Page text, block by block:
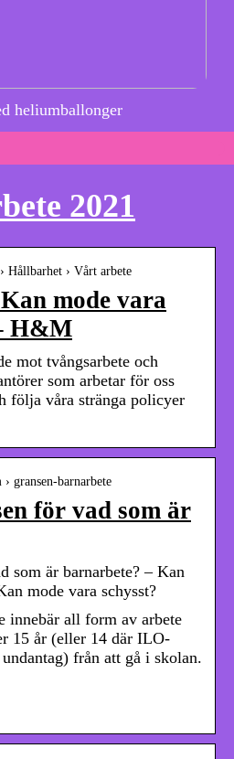
heliumballonger
2021
› Vårt arbete
mode vara
H&M
mot tvångsarbete och
som arbetar för oss
följa våra stränga policyer
gransen-barnarbete
för vad som är
som är barnarbete? – Kan
mode vara schysst?
innebär all form av arbete
15 år (eller 14 där ILO-
från att gå i skolan.